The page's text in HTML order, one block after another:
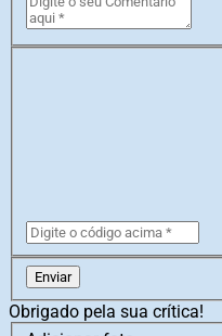
Enviar
Obrigado pela sua crítica!